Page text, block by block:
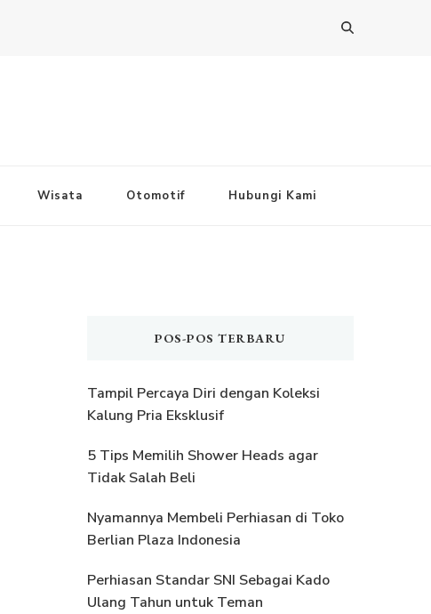
Wisata Otomotif Hubungi Kami
POS-POS TERBARU
Tampil Percaya Diri dengan Koleksi
Kalung Pria Eksklusif
5 Tips Memilih Shower Heads agar
Tidak Salah Beli
Nyamannya Membeli Perhiasan di Toko
Berlian Plaza Indonesia
Perhiasan Standar SNI Sebagai Kado
Ulang Tahun untuk Teman